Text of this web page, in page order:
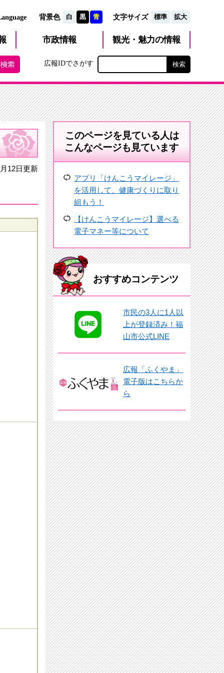
背景色 白 黒 青 文字サイズ 標準 拡大
市政情報 観光・魅力の情報
広報IDでさがす
12日更新
このページを見ている人は
こんなページも見ています
アプリ「けんこうマイレージ」
を活用して、健康づくりに取り
組もう！
【けんこうマイレージ】選べる
電子マネー等について
おすすめコンテンツ
市民の3人に1人以
上が登録済み！福
山市公式LINE
広報「ふくやま」
電子版はこちらか
ら